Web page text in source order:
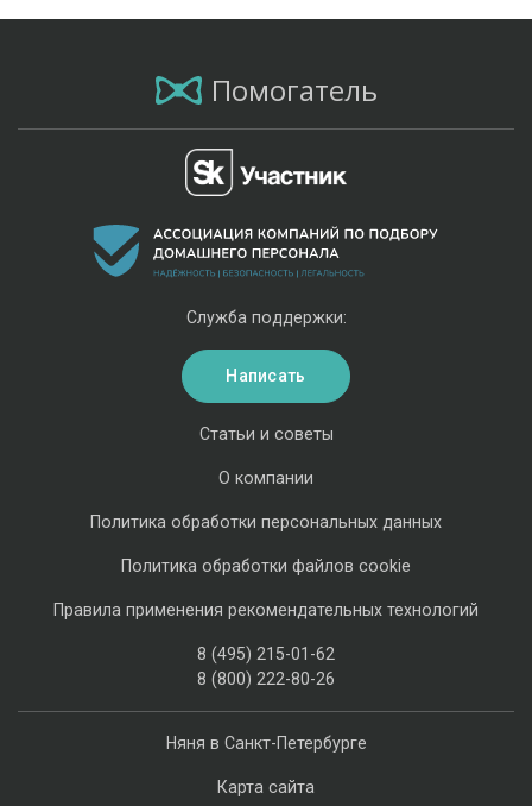
Помогатель
Няня в Санкт-Петербурге
Карта сайта
Статьи и советы
О компании
Политика обработки персональных данных
Политика обработки файлов cookie
Правила применения рекомендательных технологий
8 (495) 215-01-62
8 (800) 222-80-26
Служба поддержки:
Написать